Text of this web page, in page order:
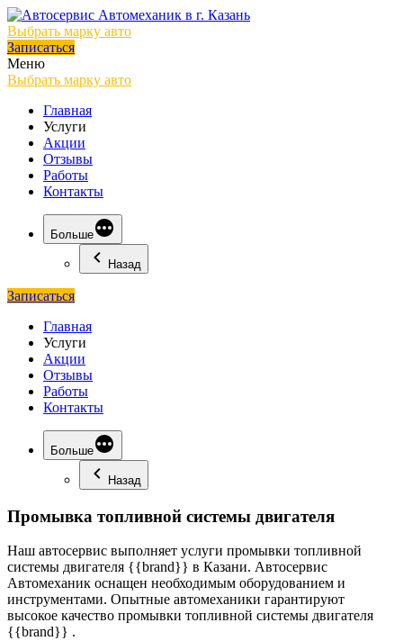
Выбрать марку авто
Записаться
Меню
Выбрать марку авто
Главная
Услуги
Акции
Отзывы
Работы
Контакты
Больше
Назад
Записаться
Главная
Услуги
Акции
Отзывы
Работы
Контакты
Больше
Назад
Промывка топливной системы двигателя
Наш автосервис выполняет услуги промывки топливной
системы двигателя {{brand}} в Казани. Автосервис
Автомеханик оснащен необходимым оборудованием и
инструментами. Опытные автомеханики гарантируют
высокое качество промывки топливной системы двигателя
{{brand}} .